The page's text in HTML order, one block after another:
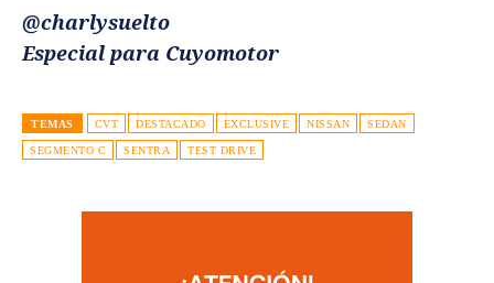
@charlysuelto
Especial para Cuyomotor
TEMAS CVT DESTACADO EXCLUSIVE NISSAN SEDAN
SEGMENTO C SENTRA TEST DRIVE